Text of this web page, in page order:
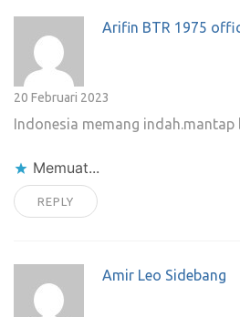
Arifin BTR 1975
20 Februari 2023
Indonesia memang indah.mantap
Memuat...
REPLY
Amir Leo Sidebang